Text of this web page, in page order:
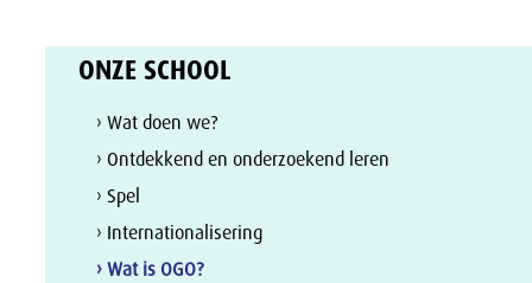
ONZE SCHOOL
› Wat doen we?
› Ontdekkend en onderzoekend leren
› Spel
› Internationalisering
› Wat is OGO?